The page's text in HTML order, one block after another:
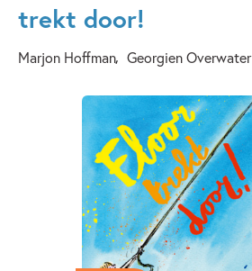
trekt door!
Marjon Hoffman Georgien Overwater